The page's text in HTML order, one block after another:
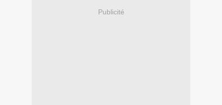
Publicité